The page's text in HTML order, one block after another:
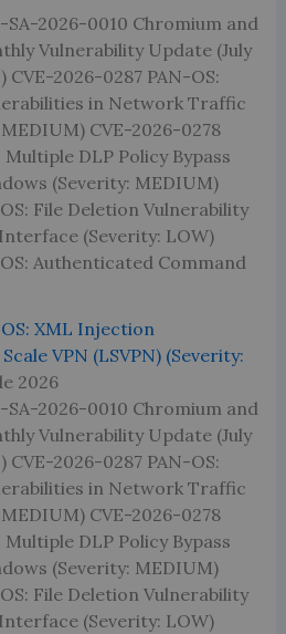
2026-0010 Chromium and
Vulnerability Update (July
CVE-2026-0287 PAN-OS:
in Network Traffic
CVE-2026-0278
DLP Policy Bypass
(Severity: MEDIUM)
File Deletion Vulnerability
(Severity: LOW)
Authenticated Command
XML Injection
VPN (LSVPN) (Severity:
2026
2026-0010 Chromium and
Vulnerability Update (July
CVE-2026-0287 PAN-OS:
in Network Traffic
CVE-2026-0278
DLP Policy Bypass
(Severity: MEDIUM)
File Deletion Vulnerability
(Severity: LOW)